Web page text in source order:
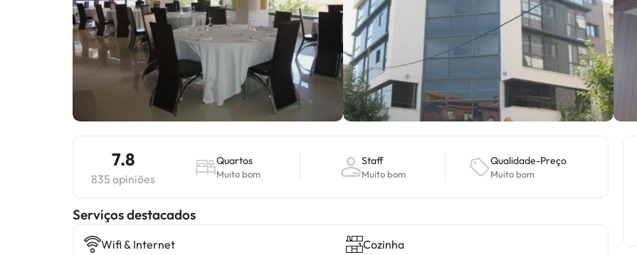
7.8
835 opiniões
Quartos
Muito bom
Staff
Muito bom
Qualidade-Preço
Muito bom
Serviços destacados
Wifi & Internet Cozinha